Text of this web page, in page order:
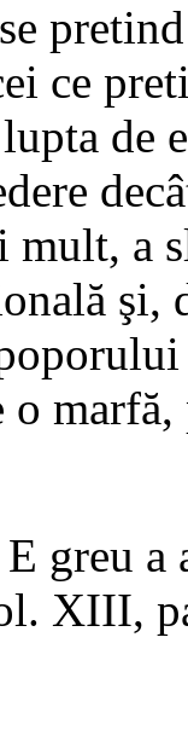
ce
de
mult, a
şi,
o
greu
XIII,